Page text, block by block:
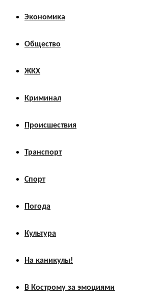
Экономика
Общество
ЖКХ
Криминал
Происшествия
Транспорт
Спорт
Погода
Культура
На каникулы!
В Кострому за эмоциями